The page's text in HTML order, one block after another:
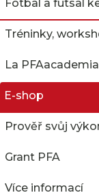
Fotbal a futsal
Tréninky,
La PFAacademia
E-shop
Prověř svůj
Grant PFA
Více informací